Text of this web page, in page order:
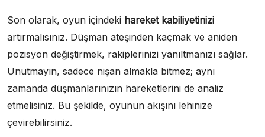
Son olarak, oyun içindeki hareket kabiliyetinizi
artırmalısınız. Düşman ateşinden kaçmak ve aniden
pozisyon değiştirmek, rakiplerinizi yanıltmanızı sağlar.
Unutmayın, sadece nişan almakla bitmez; aynı
zamanda düşmanlarınızın hareketlerini de analiz
etmelisiniz. Bu şekilde, oyunun akışını lehinize
çevirebilirsiniz.